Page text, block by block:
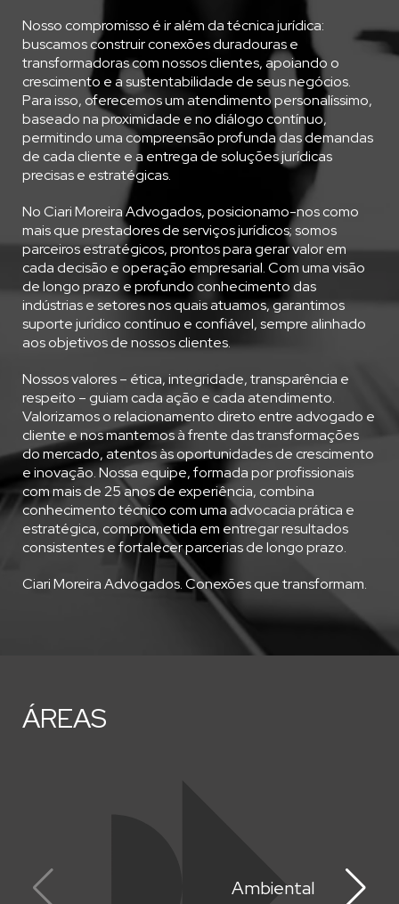
Nosso compromisso é ir além da técnica jurídica:
buscamos construir conexões duradouras e
transformadoras com nossos clientes, apoiando o
crescimento e a sustentabilidade de seus negócios.
Para isso, oferecemos um atendimento personalíssimo,
baseado na proximidade e no diálogo contínuo,
permitindo uma compreensão profunda das demandas
de cada cliente e a entrega de soluções jurídicas
precisas e estratégicas.
No Ciari Moreira Advogados, posicionamo-nos como
mais que prestadores de serviços jurídicos; somos
parceiros estratégicos, prontos para gerar valor em
cada decisão e operação empresarial. Com uma visão
de longo prazo e profundo conhecimento das
indústrias e setores nos quais atuamos, garantimos
suporte jurídico contínuo e confiável, sempre alinhado
aos objetivos de nossos clientes.
Nossos valores – ética, integridade, transparência e
respeito – guiam cada ação e cada atendimento.
Valorizamos o relacionamento direto entre advogado e
cliente e nos mantemos à frente das transformações
do mercado, atentos às oportunidades de crescimento
e inovação. Nossa equipe, formada por profissionais
com mais de 25 anos de experiência, combina
conhecimento técnico com uma advocacia prática e
estratégica, comprometida em entregar resultados
consistentes e fortalecer parcerias de longo prazo.
Ciari Moreira Advogados. Conexões que transformam.
ÁREAS
Ambiental